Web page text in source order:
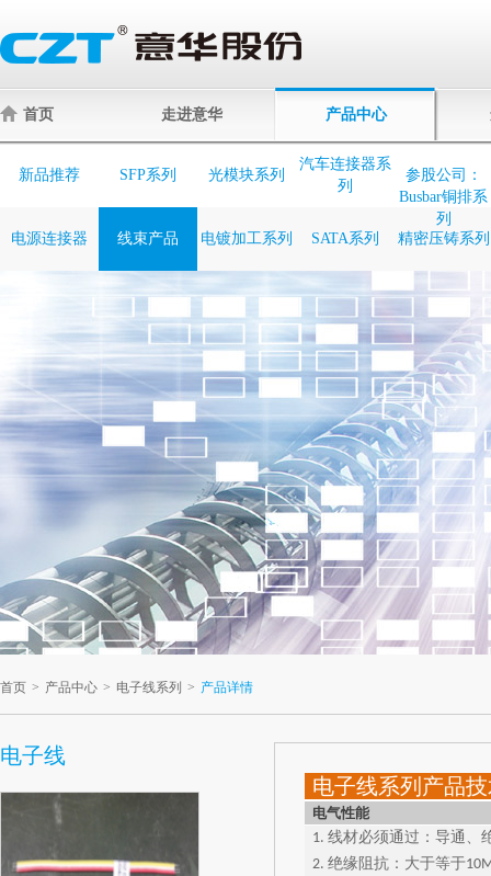
首页 走进意华 产品中心
新品推荐 SFP系列 光模块系列
汽车连接器系
列
参股公司：
Busbar铜排系
列
电源连接器
线束产品 电镀加工系列 SATA系列 精密压铸系列
首页 > 产品中心 > 电子线系列 > 产品详情
电子线
电子线系列产品
电气性能
1. 线材必须通过：导通、
2. 绝缘阻抗：大于等于